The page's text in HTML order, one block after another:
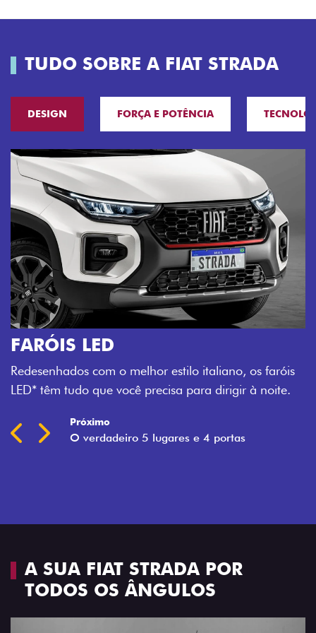
TUDO SOBRE A FIAT STRADA
DESIGN FORÇA E POTÊNCIA
O VERDADEIRO 5 LUGARES E 4
PORTAS
Todo mundo pode viajar confortável na Fiat Strada,
Próximo
A SUA FIAT STRADA POR
TODOS OS ÂNGULOS